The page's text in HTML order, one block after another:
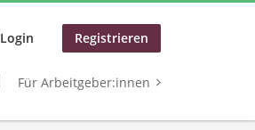
Login Registrieren
Für Arbeitgeber:innen